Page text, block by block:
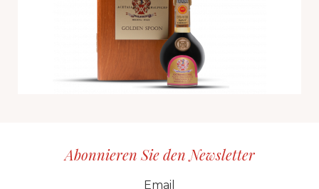
Abonnieren Sie den Newsletter